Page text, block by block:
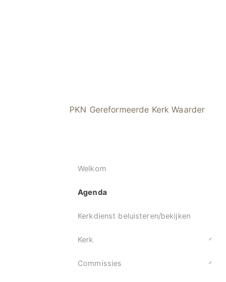
PKN Gereformeerde Kerk Waarder
Welkom
Agenda
Kerkdienst beluisteren/bekijken
Kerk
Commissies